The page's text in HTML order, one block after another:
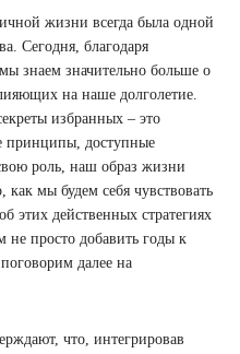
жизни всегда была одной
Сегодня, благодаря
знаем значительно больше о
на наше долголетие.
избранных – это
принципы, доступные
роль, наш образ жизни
как мы будем себя чувствовать
этих действенных стратегиях
не просто добавить годы к
далее на
что, интегрировав